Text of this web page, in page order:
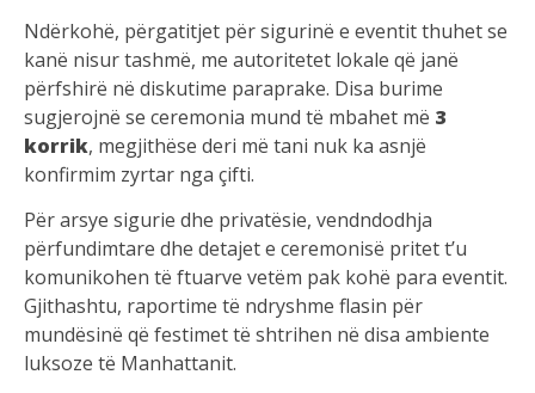
Ndërkohë, përgatitjet për sigurinë e eventit thuhet se
kanë nisur tashmë, me autoritetet lokale që janë
përfshirë në diskutime paraprake. Disa burime
sugjerojnë se ceremonia mund të mbahet më 3
korrik, megjithëse deri më tani nuk ka asnjë
konfirmim zyrtar nga çifti.
Për arsye sigurie dhe privatësie, vendndodhja
përfundimtare dhe detajet e ceremonisë pritet t’u
komunikohen të ftuarve vetëm pak kohë para eventit.
Gjithashtu, raportime të ndryshme flasin për
mundësinë që festimet të shtrihen në disa ambiente
luksoze të Manhattanit.